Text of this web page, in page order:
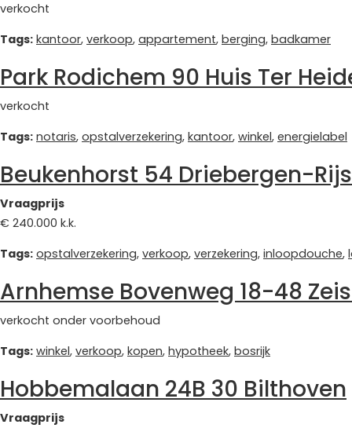
verkocht
Tags: kantoor, verkoop, appartement, berging, badkamer
Park Rodichem 90 Huis Ter
verkocht
Tags: notaris, opstalverzekering, kantoor, winkel, energielabel
Beukenhorst 54 Driebergen-
Vraagprijs
€ 240.000 k.k.
Tags: opstalverzekering, verkoop, verzekering, inloopdouche,
Arnhemse Bovenweg 18-48
verkocht onder voorbehoud
Tags: winkel, verkoop, kopen, hypotheek, bosrijk
Hobbemalaan 24B 30 Bilthoven
Vraagprijs